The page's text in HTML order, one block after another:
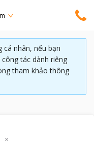
cá nhân, nếu bạn
tác dành riêng
tham khảo thông